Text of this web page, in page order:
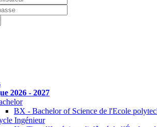
2026 - 2027
BX - Bachelor of Science de l'Ecole
Ingénieur